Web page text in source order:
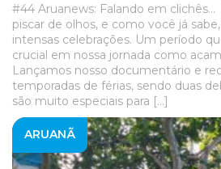
#44 Aruanews: Falando em
piscar de olhos, e como você já
intensas celebrações. Um período
crucial em nossa jornada como
Lançamos nosso documentário e
temporadas de férias, sendo duas
são muito especiais para […]
ARUANÃ